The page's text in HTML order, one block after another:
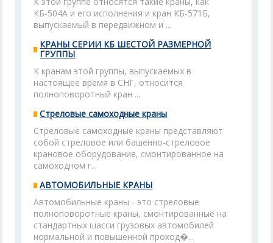
КБ-504А и его исполнения и кран КБ-571Б,
выпускаемый в передвижном и ...
КРАНЫ СЕРИИ КБ ШЕСТОЙ РАЗМЕРНОЙ
ГРУППЫ
К кранам этой группы, выпускаемых в
настоящее время в СНГ, относится
полноповоротный кран ...
Стреловые самоходные краны
Стреловые самоходные краны представляют
собой стреловое или башенно-стреловое
крановое оборудование, смонтированное на
самоходном г...
АВТОМОБИЛЬНЫЕ КРАНЫ
Автомобильные краны - это стреловые
полноповоротные краны, смонтированные на
стандартных шасси грузовых автомобилей
нормальной и повышенной проход�...